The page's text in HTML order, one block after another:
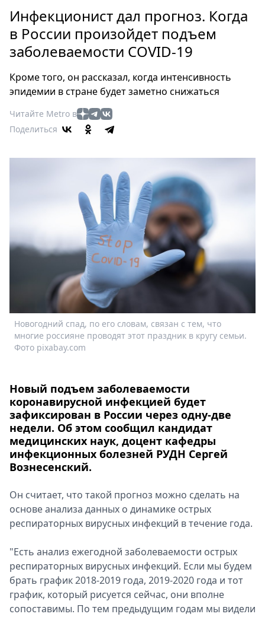
Россия
Мир
Здоровье
Туризм
Мода
Театр
Кино
Выставки
Пресс-
релизы
Metro
Стримы
Спецпроекты
Звезды
Выборы
2026
Скачай
Metro
Инфекционист дал прогноз. Когда
в России произойдет подъем
заболеваемости COVID-19
Кроме того, он рассказал, когда интенсивность
эпидемии в стране будет заметно снижаться
Читайте Metro в
Поделиться
Новогодний спад, по его словам, связан с тем, что
многие россияне проводят этот праздник в кругу семьи.
Фото pixabay.com
Новый подъем заболеваемости
коронавирусной инфекцией будет
зафиксирован в России через одну-две
недели. Об этом сообщил кандидат
медицинских наук, доцент кафедры
инфекционных болезней РУДН Сергей
Вознесенский.
Он считает, что такой прогноз можно сделать на
основе анализа данных о динамике острых
респираторных вирусных инфекций в течение года.
"Есть анализ ежегодной заболеваемости острых
респираторных вирусных инфекций. Если мы будем
брать график 2018-2019 года, 2019-2020 года и тот
график, который рисуется сейчас, они вполне
сопоставимы. По тем предыдущим годам мы видели